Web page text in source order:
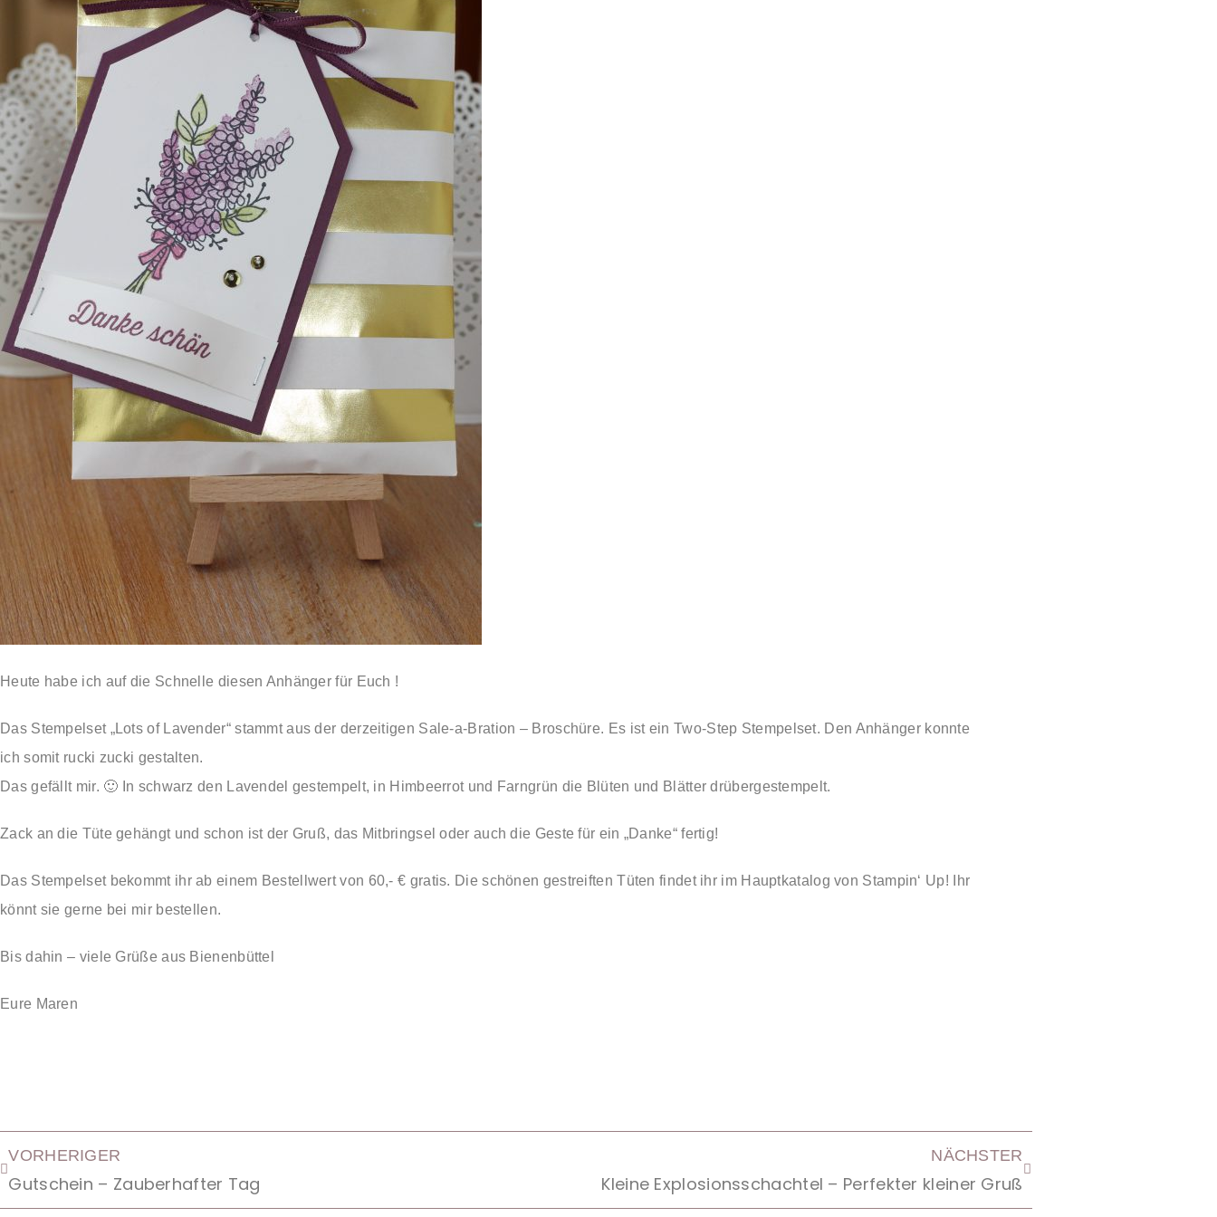
Heute habe ich auf die Schnelle diesen Anhänger für Euch !
Das Stempelset „Lots of Lavender“ stammt aus der derzeitigen Sale-a-Bration – Broschüre. Es ist ein Two-Step Stempelset. Den Anhänger konnte
ich somit rucki zucki gestalten.
Das gefällt mir. 🙂 In schwarz den Lavendel gestempelt, in Himbeerrot und Farngrün die Blüten und Blätter drübergestempelt.
Zack an die Tüte gehängt und schon ist der Gruß, das Mitbringsel oder auch die Geste für ein „Danke“ fertig!
Das Stempelset bekommt ihr ab einem Bestellwert von 60,- € gratis. Die schönen gestreiften Tüten findet ihr im Hauptkatalog von Stampin‘ Up! Ihr
könnt sie gerne bei mir bestellen.
Bis dahin – viele Grüße aus Bienenbüttel
Eure Maren
VORHERIGER
Gutschein – Zauberhafter Tag
NÄCHSTER
Kleine Explosionsschachtel – Perfekter kleiner Gruß